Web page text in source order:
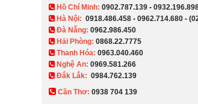
​ Hồ Chí Minh:0902.787.139 -
Hà Nội:0918.486.458 -0962.714.680 -
Đà Nẵng:0962.986.450
Hải Phòng:0868.22.7775
Thanh Hóa:0963.040.460
Nghệ An:0969.581.266
Đắk Lắk: 0984.762.139
Cần Thơ:0938 704 139​